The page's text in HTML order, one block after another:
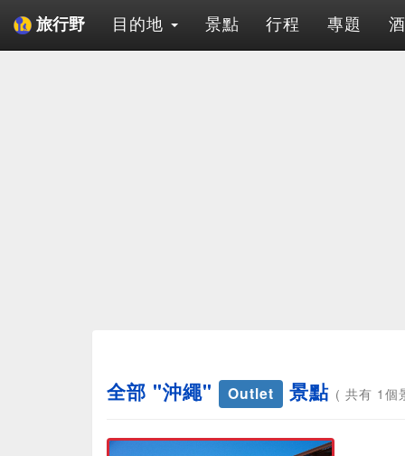
旅行野 目的地 景點 行程 專題
全部 "沖繩" Outlet 景點 ( 共有 1個